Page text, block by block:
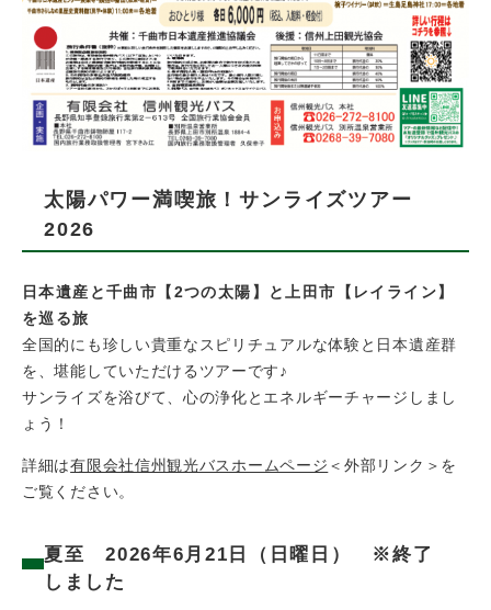
太陽パワー満喫旅！サンライズツアー
2026
日本遺産と千曲市【2つの太陽】と上田市【レイライン】
を巡る旅
​全国的にも珍しい貴重なスピリチュアルな体験と日本遺産群
を、堪能していただけるツアーです♪
サンライズを浴びて、心の浄化とエネルギーチャージしまし
ょう！
​詳細は有限会社信州観光バスホームページ ＜外部リンク＞ を
ご覧ください。
夏至 2026年6月21日（日曜日） ※終了
しました